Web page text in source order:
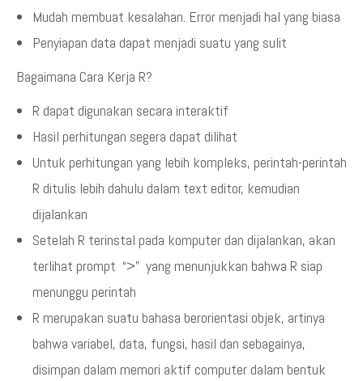
Mudah membuat kesalahan. Error menjadi hal yang biasa
Penyiapan data dapat menjadi suatu yang sulit
Bagaimana Cara Kerja R?
R dapat digunakan secara interaktif
Hasil perhitungan segera dapat dilihat
Untuk perhitungan yang lebih kompleks, perintah-perintah
R ditulis lebih dahulu dalam text editor, kemudian
dijalankan
Setelah R terinstal pada komputer dan dijalankan, akan
terlihat prompt “>” yang menunjukkan bahwa R siap
menunggu perintah
R merupakan suatu bahasa berorientasi objek, artinya
bahwa variabel, data, fungsi, hasil dan sebagainya,
disimpan dalam memori aktif computer dalam bentuk